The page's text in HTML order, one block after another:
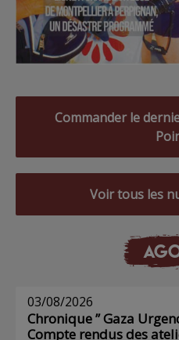
Commander le
Voir tous les
03/08/2026
Chronique ” Gaza
Compte rendus des